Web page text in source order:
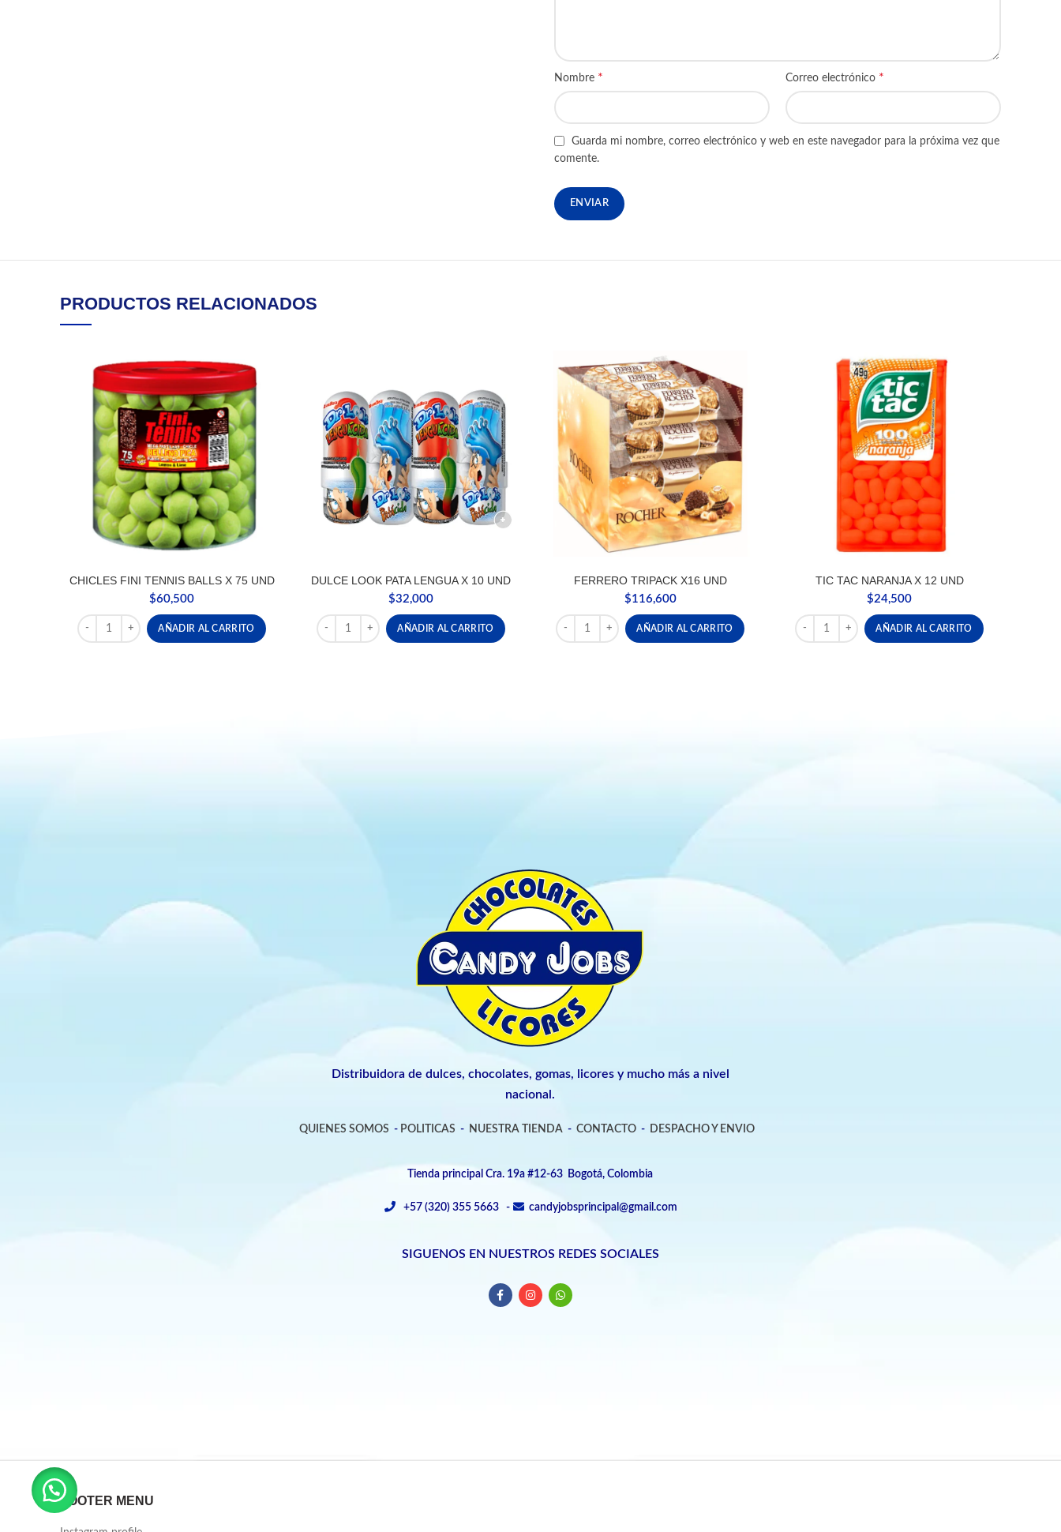
Nombre * Correo electrónico *
Guarda mi nombre, correo electrónico y web en este navegador para la próxima vez que
comente.
PRODUCTOS RELACIONADOS
CHICLES FINI TENNIS BALLS X 75 UND
$60,500
CHICLES FINI TENNIS BALLS X 75 UND cantidad
AÑADIR AL CARRITO
DULCE LOOK PATA LENGUA X 10 UND
$32,000
DULCE LOOK PATA LENGUA X 10 UND cantidad
AÑADIR AL CARRITO
FERRERO TRIPACK X16 UND
$116,600
FERRERO TRIPACK X16 UND cantidad
AÑADIR AL CARRITO
TIC TAC NARANJA X 12 UND
$24,500
TIC TAC NARANJA X 12 UND cantidad
AÑADIR AL CARRITO
Distribuidora de dulces, chocolates, gomas, licores y mucho más a nivel
nacional.
QUIENES SOMOS - POLITICAS - NUESTRA TIENDA- CONTACTO- DESPACHO Y ENVIO
Tienda principal Cra. 19a #12-63 Bogotá, Colombia
+57 (320) 355 5663 - candyjobsprincipal@gmail.com
SIGUENOS EN NUESTROS REDES SOCIALES
FOOTER MENU